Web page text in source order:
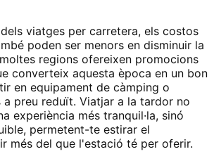
viatges per carretera, els costos
poden ser menors en disminuir la
regions ofereixen promocions
converteix aquesta època en un bon
en equipament de càmping o
preu reduït. Viatjar a la tardor no
experiència més tranquil·la, sinó
permetent-te estirar el
més del que l'estació té per oferir.